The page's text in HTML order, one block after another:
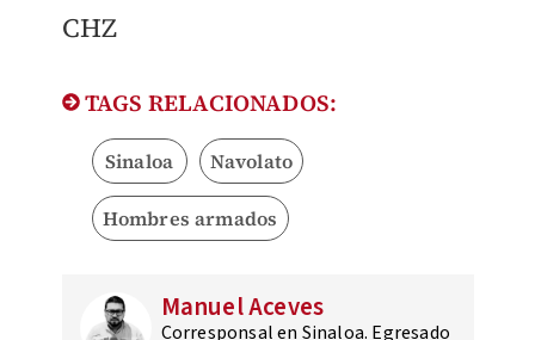
CHZ
TAGS RELACIONADOS:
Sinaloa Navolato
Hombres armados
Manuel Aceves
Corresponsal en Sinaloa. Egresado